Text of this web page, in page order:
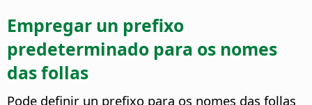
Empregar un prefixo
predeterminado para os nomes
das follas
Pode definir un prefixo para os nomes das follas